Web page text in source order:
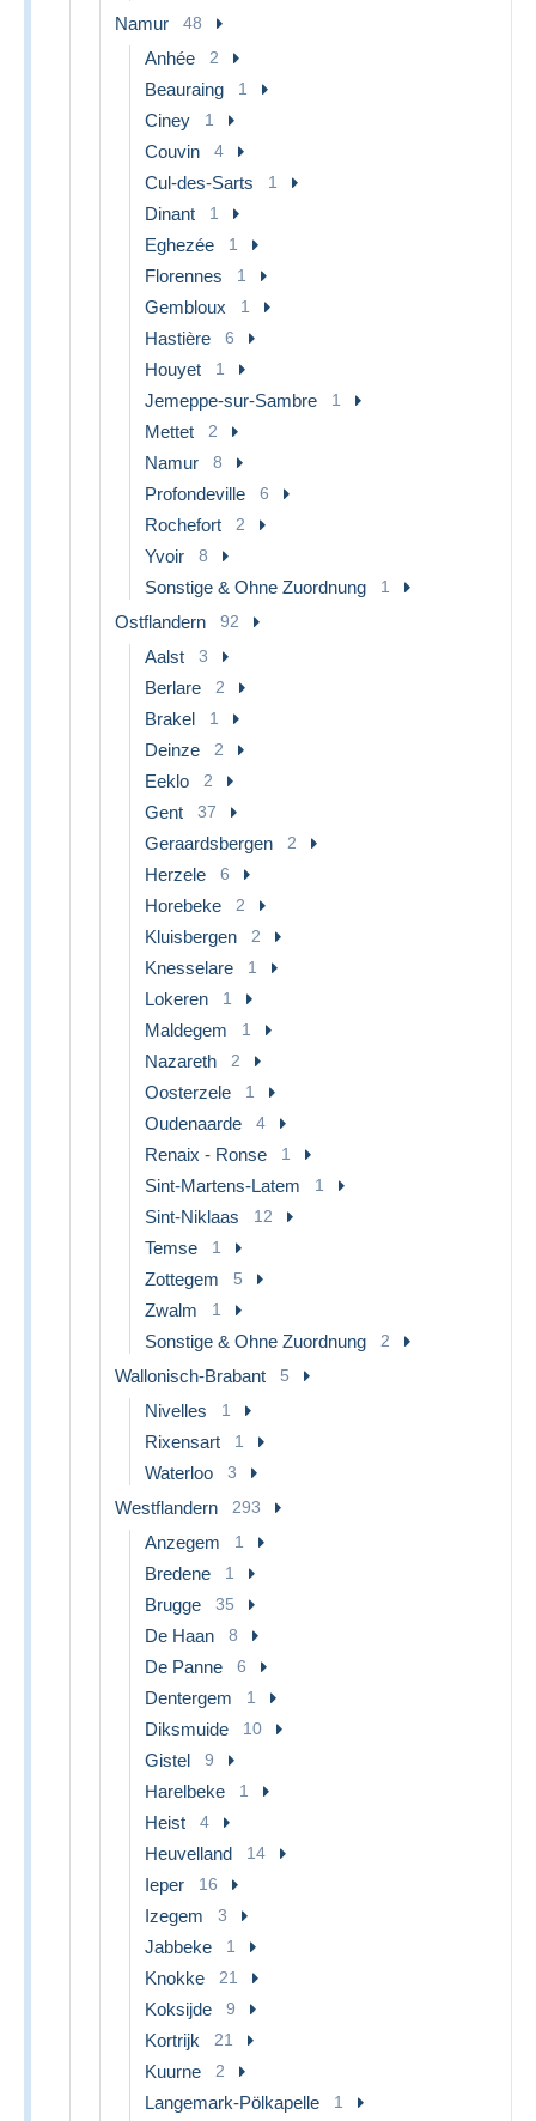
Namur 48
Anhée 2
Beauraing 1
Ciney 1
Couvin 4
Cul-des-Sarts 1
Dinant 1
Eghezée 1
Florennes 1
Gembloux 1
Hastière 6
Houyet 1
Jemeppe-sur-Sambre 1
Mettet 2
Namur 8
Profondeville 6
Rochefort 2
Yvoir 8
Sonstige & Ohne Zuordnung 1
Ostflandern 92
Aalst 3
Berlare 2
Brakel 1
Deinze 2
Eeklo 2
Gent 37
Geraardsbergen 2
Herzele 6
Horebeke 2
Kluisbergen 2
Knesselare 1
Lokeren 1
Maldegem 1
Nazareth 2
Oosterzele 1
Oudenaarde 4
Renaix - Ronse 1
Sint-Martens-Latem 1
Sint-Niklaas 12
Temse 1
Zottegem 5
Zwalm 1
Sonstige & Ohne Zuordnung 2
Wallonisch-Brabant 5
Nivelles 1
Rixensart 1
Waterloo 3
Westflandern 293
Anzegem 1
Bredene 1
Brugge 35
De Haan 8
De Panne 6
Dentergem 1
Diksmuide 10
Gistel 9
Harelbeke 1
Heist 4
Heuvelland 14
Ieper 16
Izegem 3
Jabbeke 1
Knokke 21
Koksijde 9
Kortrijk 21
Kuurne 2
Langemark-Pölkapelle 1